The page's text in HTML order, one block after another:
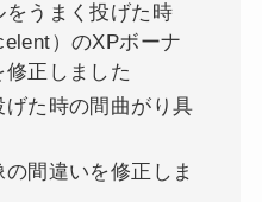
をうまく投げた時
）のXPボーナ
正しました
げた時の間曲がり具
間違いを修正しま